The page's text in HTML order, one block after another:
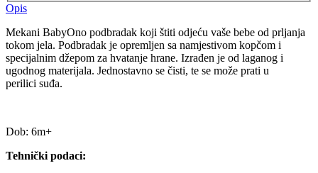
Opis
Mekani BabyOno podbradak koji štiti odjeću vaše bebe od prljanja
tokom jela. Podbradak je opremljen sa namjestivom kopčom i
specijalnim džepom za hvatanje hrane. Izrađen je od laganog i
ugodnog materijala. Jednostavno se čisti, te se može prati u
perilici suđa.
Dob: 6m+
Tehnički podaci: